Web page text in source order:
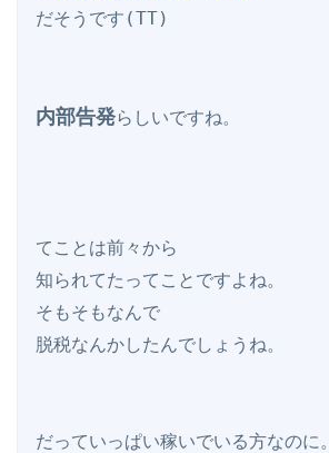
だそうです(TT)
内部告発らしいですね。
てことは前々から
知られてたってことですよね。
そもそもなんで
脱税なんかしたんでしょうね。
だっていっぱい稼いでいる方なのに。